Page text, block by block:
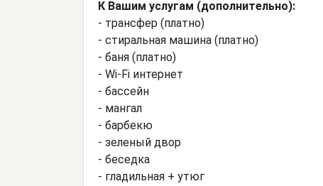
К Вашим услугам (дополнительно):
- трансфер (платно)
- стиральная машина (платно)
- баня (платно)
- Wi-Fi интернет
- бассейн
- мангал
- барбекю
- зеленый двор
- беседка
- гладильная + утюг